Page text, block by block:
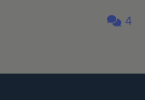
4